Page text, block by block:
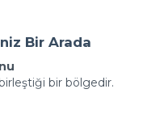
Bir Arada
bir bölgedir.